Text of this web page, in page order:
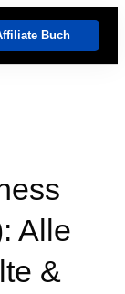
Buch
Alle
&